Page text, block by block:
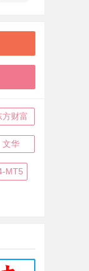
方财富
文华
MT5